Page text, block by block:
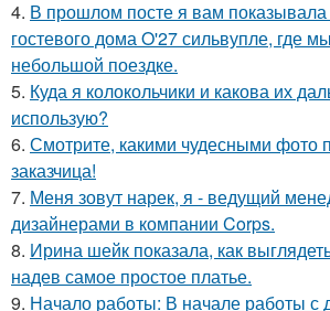
4. В прошлом посте я вам
гостевого дома O'27 сильвупле, где
небольшой поездке.
5. Куда я колокольчики и какова их
использую?
6. Смотрите, какими чудесными фото
заказчица!
7. Меня зовут нарек, я - ведущий
дизайнерами в компании Corps.
8. Ирина шейк показала, как
надев самое простое платье.
9. Начало работы: В начале работы с